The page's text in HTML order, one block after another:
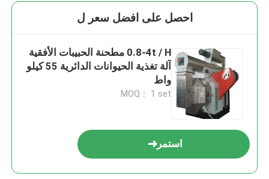
احصل على افضل سعر ل
0.8-4t / H مطحنة الحبيبات الأفقية
آلة تغذية الحيوانات الدائرية 55 كيلو
واط
MOQ： 1 set
استمر